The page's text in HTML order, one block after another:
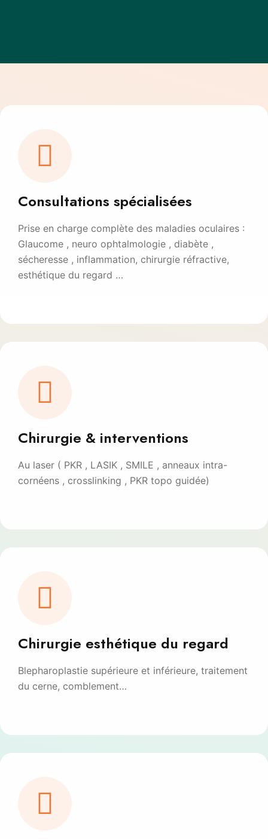
Consultations spécialisées
Prise en charge complète des maladies oculaires :
Glaucome , neuro ophtalmologie , diabète ,
sécheresse , inflammation, chirurgie réfractive,
esthétique du regard …
Chirurgie & interventions
Au laser ( PKR , LASIK , SMILE , anneaux intra-
cornéens , crosslinking , PKR topo guidée)
Chirurgie esthétique du regard
Blepharoplastie supérieure et inférieure, traitement
du cerne, comblement…